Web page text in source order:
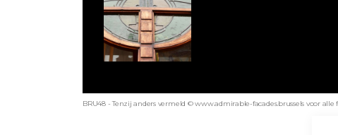
BRU48 - Tenzij anders vermeld © www.admirable-facades.brussels voor alle